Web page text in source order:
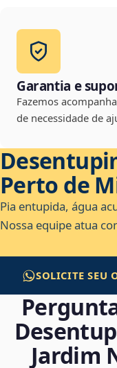
Garantia e
Fazemos
de necessidade de
Perto de
Pia entupida, água
Nossa equipe atua
SOLICITE SEU
Jardim